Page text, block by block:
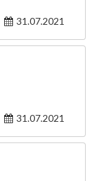
31.07.2021
31.07.2021